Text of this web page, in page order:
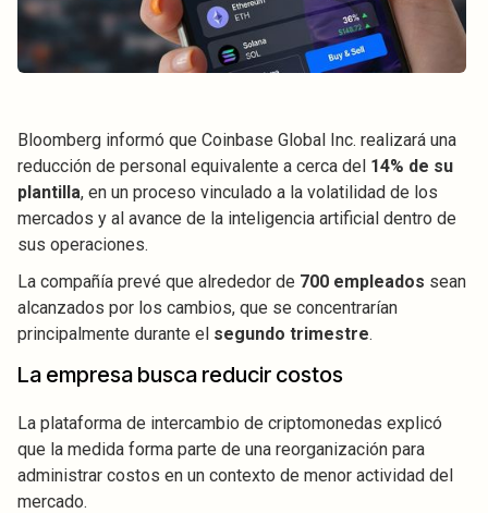
Bloomberg informó que Coinbase Global Inc. realizará una
reducción de personal equivalente a cerca del 14% de su
plantilla, en un proceso vinculado a la volatilidad de los
mercados y al avance de la inteligencia artificial dentro de
sus operaciones.
La compañía prevé que alrededor de 700 empleados sean
alcanzados por los cambios, que se concentrarían
principalmente durante el segundo trimestre.
La empresa busca reducir costos
La plataforma de intercambio de criptomonedas explicó
que la medida forma parte de una reorganización para
administrar costos en un contexto de menor actividad del
mercado.